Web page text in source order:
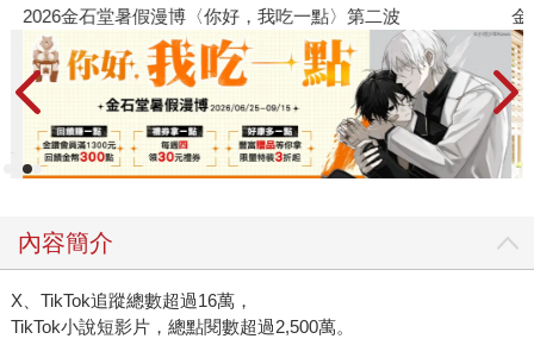
2026金石堂暑假漫博〈你好，我吃一點〉第二波 金
內容簡介
X、TikTok追蹤總數超過16萬，
TikTok小說短影片，總點閱數超過2,500萬。